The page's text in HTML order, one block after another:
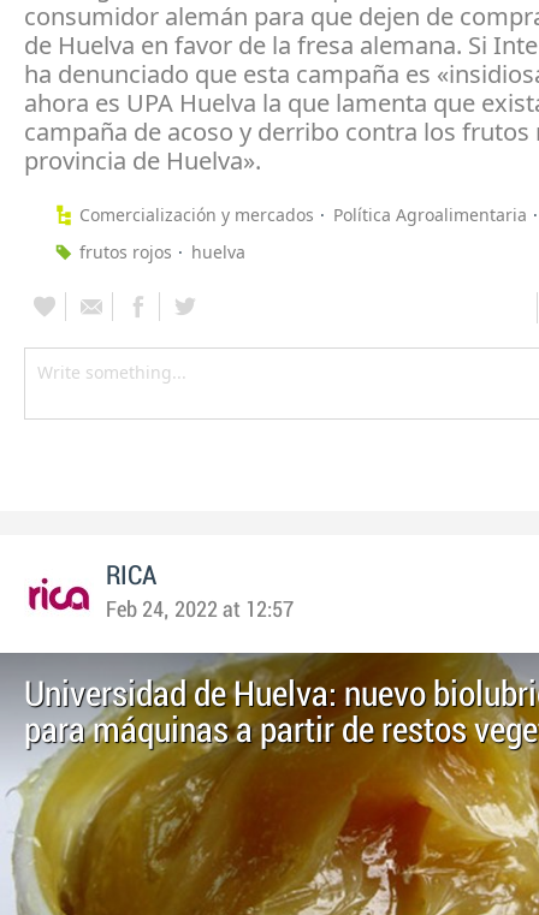
consumidor alemán para que dejen de
de Huelva en favor de la fresa alemana. Si
ha denunciado que esta campaña es
ahora es UPA Huelva la que lamenta que
campaña de acoso y derribo contra los frutos
provincia de Huelva».
Comercialización y mercados
Política Agroalimentaria
frutos rojos
huelva
RICA
Feb 24, 2022 at 12:57
Universidad de Huelva: nuevo
para máquinas a partir de restos